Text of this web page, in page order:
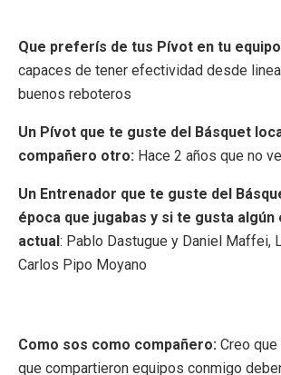
Que preferís de tus Pívot en tu
capaces de tener efectividad desde
buenos reboteros
Un Pívot que te guste del Básquet
compañero otro: Hace 2 años que no
Un Entrenador que te guste del
época que jugabas y si te gusta
actual: Pablo Dastugue y Daniel Maffei,
Carlos Pipo Moyano
Como sos como compañero: Creo
que compartieron equipos conmigo